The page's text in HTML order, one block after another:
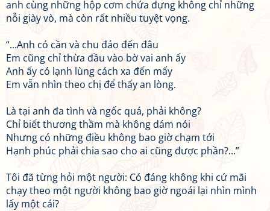
anh cùng những hộp cơm chứa đựng không chỉ những
nỗi giày vò, mà còn rất nhiều tuyệt vọng.
“...Anh có cần và chu đáo đến đâu
Em cũng chỉ thừa đầu vào bờ vai anh ấy
Anh ấy có lạnh lùng cách xa đến mấy
Em vẫn nhìn theo chị để thấy an lòng.
Là tại anh đa tình và ngốc quá, phải không?
Chỉ biết thương thầm mà không dám nói
Nhưng có những điều không bao giờ chạm tới
Hạnh phúc phải chia sao cho ai cũng được phần?...”
Tôi đã từng hỏi một người: Có đáng không khi cứ mãi
chạy theo một người không bao giờ ngoái lại nhìn mình
lấy một cái?